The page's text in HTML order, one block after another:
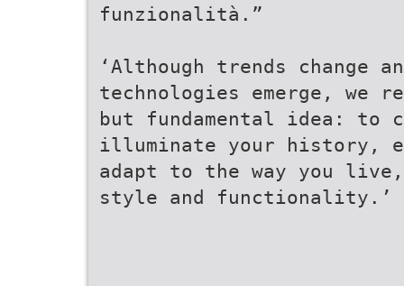
funzionalità.”
‘Although trends change
technologies emerge, we
but fundamental idea: to
illuminate your history,
adapt to the way you
style and functionality.’